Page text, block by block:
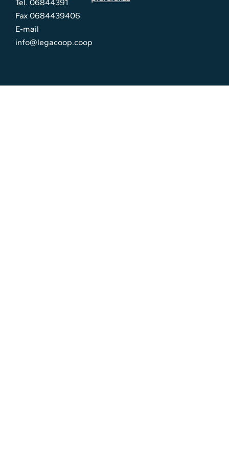
Tel. 06844391
Fax 0684439406
E-mail
info@legacoop.coop